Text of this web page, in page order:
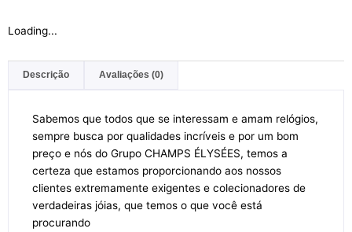
Loading...
Descrição Avaliações (0)
Sabemos que todos que se interessam e amam relógios,
sempre busca por qualidades incríveis e por um bom
preço e nós do Grupo CHAMPS ÉLYSÉES, temos a
certeza que estamos proporcionando aos nossos
clientes extremamente exigentes e colecionadores de
verdadeiras jóias, que temos o que você está
procurando